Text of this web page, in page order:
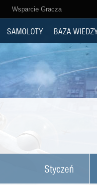
Wsparcie Gracza
SAMOLOTY BAZA
Styczeń